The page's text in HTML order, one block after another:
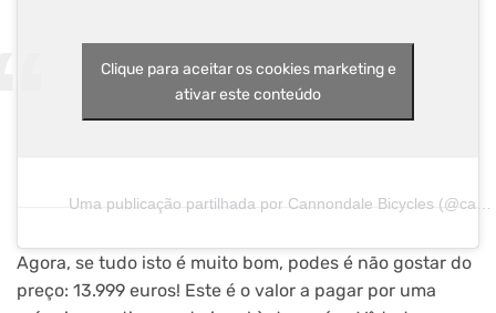
Uma publicação partilhada por Cannondale Bicycles (@cannondalemountain)
Clique para aceitar os cookies marketing e
ativar este conteúdo
Agora, se tudo isto é muito bom, podes é não gostar do
preço: 13.999 euros! Este é o valor a pagar por uma